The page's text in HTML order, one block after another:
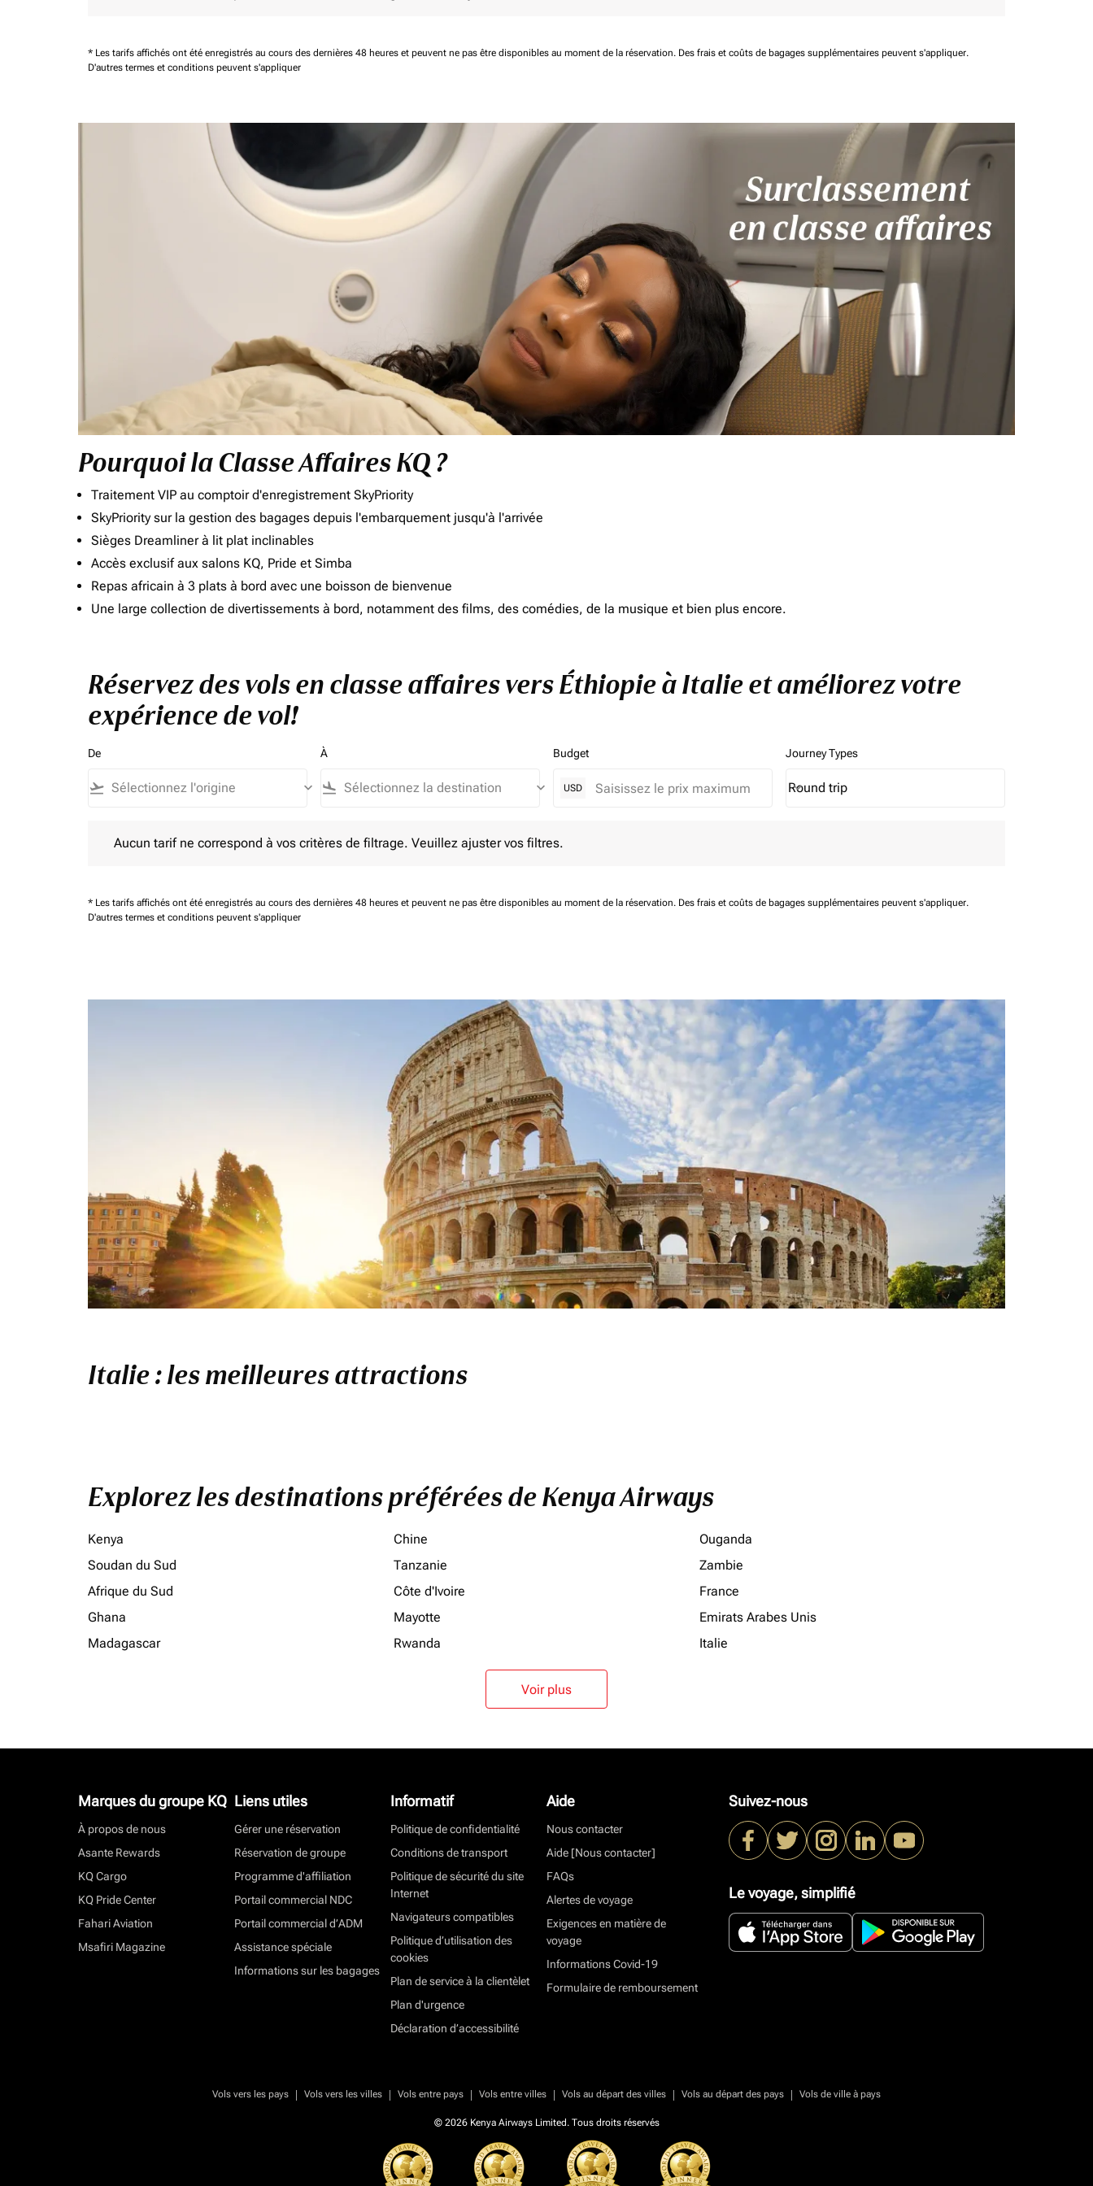
* Les tarifs affichés ont été enregistrés au cours des dernières 48 heures et peuvent ne pas être disponibles au moment de la réservation. Des frais et coûts de bagages supplémentaires peuvent s'appliquer.
D'autres termes et conditions peuvent s'appliquer
Pourquoi la Classe Affaires KQ ?
Traitement VIP au comptoir d'enregistrement SkyPriority
SkyPriority sur la gestion des bagages depuis l'embarquement jusqu'à l'arrivée
Sièges Dreamliner à lit plat inclinables
Accès exclusif aux salons KQ, Pride et Simba
Repas africain à 3 plats à bord avec une boisson de bienvenue
Une large collection de divertissements à bord, notamment des films, des comédies, de la musique et bien plus encore.
Réservez des vols en classe affaires vers Éthiopie à Italie et améliorez votre
expérience de vol!
De
flight_takeoff keyboard_arrow_down
À
flight_land keyboard_arrow_down
Budget
USD
Journey Types
Journey Types option Round trip Selected
Round trip
keyboard_arrow_down
Aucun tarif ne correspond à vos critères de filtrage. Veuillez ajuster vos filtres.
* Les tarifs affichés ont été enregistrés au cours des dernières 48 heures et peuvent ne pas être disponibles au moment de la réservation. Des frais et coûts de bagages supplémentaires peuvent s'appliquer.
D'autres termes et conditions peuvent s'appliquer
Italie : les meilleures attractions
Explorez les destinations préférées de Kenya Airways
Kenya Chine
Ouganda
Soudan du Sud
Tanzanie
Zambie
Afrique du Sud
Côte d'Ivoire
France
Ghana
Mayotte
Emirats Arabes Unis
Madagascar
Rwanda Italie
Voir plus
Marques du groupe KQ
À propos de nous
Asante Rewards
KQ Cargo
KQ Pride Center
Fahari Aviation
Msafiri Magazine
Liens utiles
Gérer une réservation
Réservation de groupe
Programme d'affiliation
Portail commercial NDC
Portail commercial d’ADM
Assistance spéciale
Informations sur les bagages
Informatif
Politique de confidentialité
Conditions de transport
Politique de sécurité du site
Internet
Navigateurs compatibles
Politique d’utilisation des
cookies
Plan de service à la clientèlet
Plan d'urgence
Déclaration d’accessibilité
Aide
Nous contacter
Aide [Nous contacter]
FAQs
Alertes de voyage
Exigences en matière de
voyage
Informations Covid-19
Formulaire de remboursement
Suivez-nous
Le voyage, simplifié
Vols vers les pays | Vols vers les villes | Vols entre pays | Vols entre villes | Vols au départ des villes | Vols au départ des pays | Vols de ville à pays
© 2026 Kenya Airways Limited. Tous droits réservés